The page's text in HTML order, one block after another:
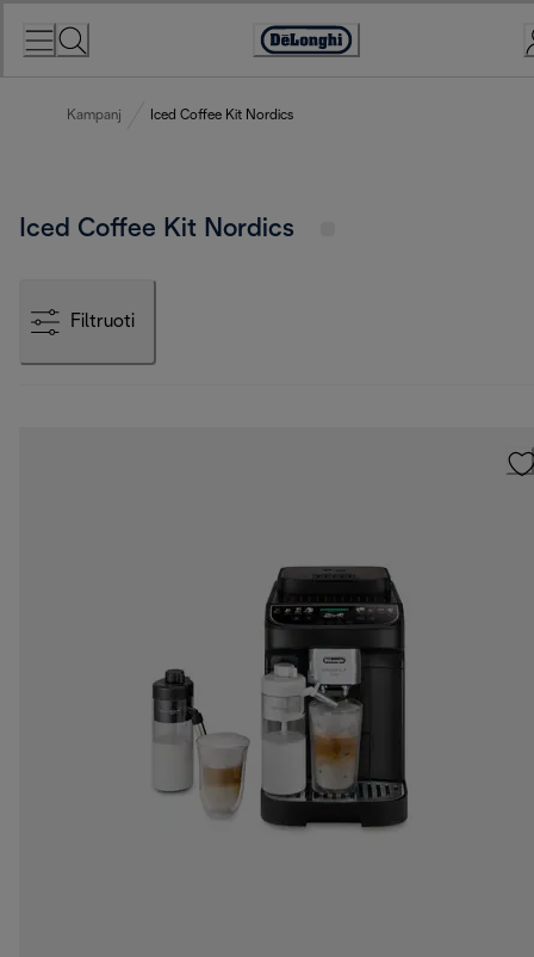
Accessibility
Kampanj Iced Coffee Kit Nordics
Iced Coffee Kit Nordics
Filtruoti